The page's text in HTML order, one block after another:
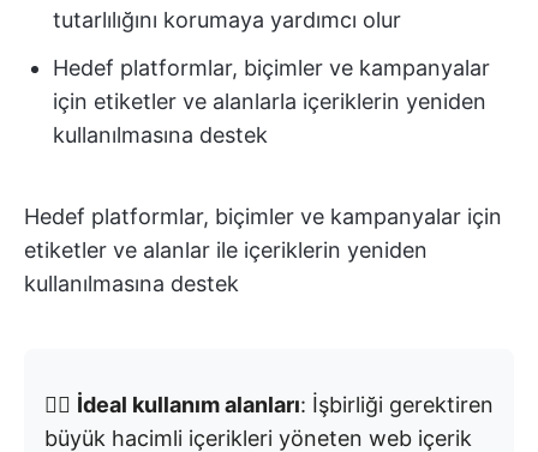
tutarlılığını korumaya yardımcı olur
Hedef platformlar, biçimler ve kampanyalar
için etiketler ve alanlarla içeriklerin yeniden
kullanılmasına destek
Hedef platformlar, biçimler ve kampanyalar için
etiketler ve alanlar ile içeriklerin yeniden
kullanılmasına destek
👉🏼 İdeal kullanım alanları: İşbirliği gerektiren
büyük hacimli içerikleri yöneten web içerik